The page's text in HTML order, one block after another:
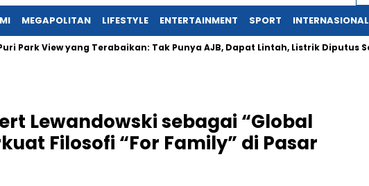
MEGAPOLITAN LIFESTYLE ENTERTAINMENT SPORT INTERNASIONAL
yang Terabaikan: Tak Punya AJB, Dapat Lintah, Listrik Diputus Sepihak
Lewandowski sebagai “Global
Filosofi “For Family” di Pasar